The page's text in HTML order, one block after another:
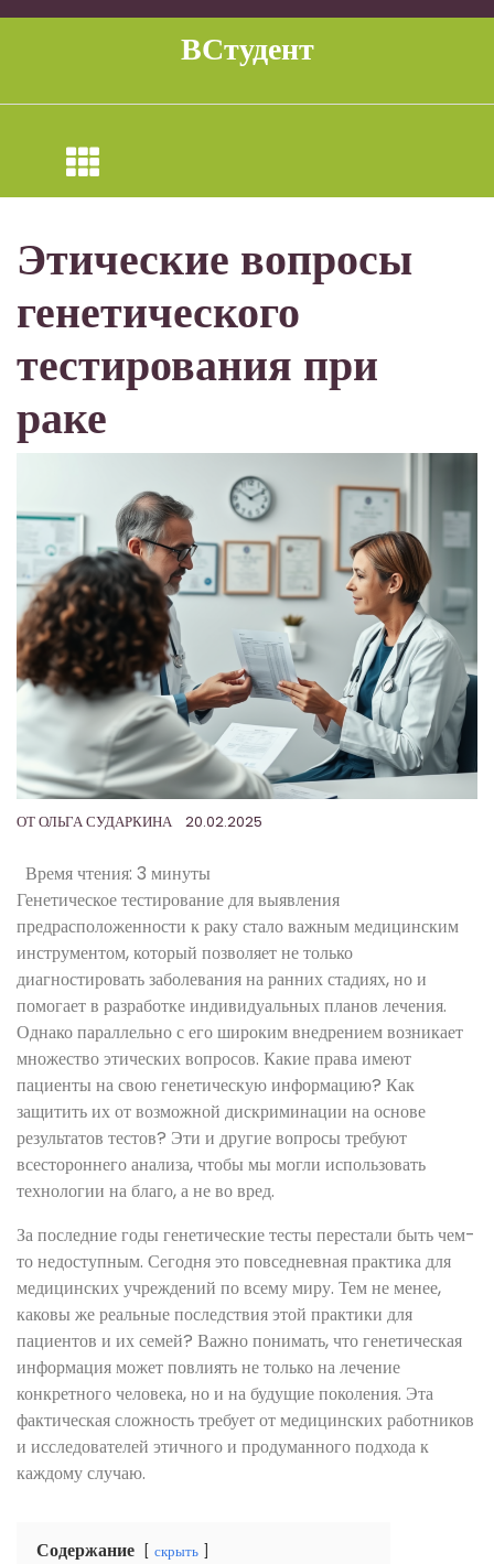
Перейти
ВСтудент
Этические вопросы
генетического
тестирования при
раке
ОТОЛЬГА СУДАРКИНА 20.02.2025
Время чтения: 3 минуты
Генетическое тестирование для выявления
предрасположенности к раку стало важным медицинским
инструментом, который позволяет не только
диагностировать заболевания на ранних стадиях, но и
помогает в разработке индивидуальных планов лечения.
Однако параллельно с его широким внедрением возникает
множество этических вопросов. Какие права имеют
пациенты на свою генетическую информацию? Как
защитить их от возможной дискриминации на основе
результатов тестов? Эти и другие вопросы требуют
всестороннего анализа, чтобы мы могли использовать
технологии на благо, а не во вред.
За последние годы генетические тесты перестали быть чем-
то недоступным. Сегодня это повседневная практика для
медицинских учреждений по всему миру. Тем не менее,
каковы же реальные последствия этой практики для
пациентов и их семей? Важно понимать, что генетическая
информация может повлиять не только на лечение
конкретного человека, но и на будущие поколения. Эта
фактическая сложность требует от медицинских работников
и исследователей этичного и продуманного подхода к
каждому случаю.
Содержание скрыть